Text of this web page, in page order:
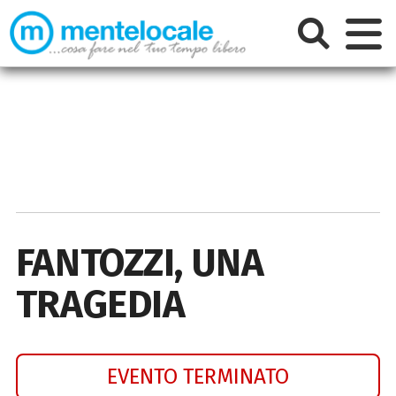
FANTOZZI, UNA
TRAGEDIA
EVENTO TERMINATO